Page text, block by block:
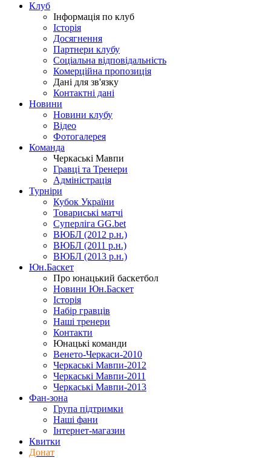
Клуб
Інформація по клуб
Історія
Досягнення
Партнери клубу
Соціальна відповідальність
Комерційна пропозиція
Дані для зв'язку
Контактні дані
Новини
Новини клубу
Відео
Фотогалерея
Команда
Черкаські Мавпи
Гравці та Тренери
Адміністрація
Турніри
Кубок України
Товариські матчі
Суперліга GG.bet
ВЮБЛ (2012 р.н.)
ВЮБЛ (2011 р.н.)
ВЮБЛ (2013 р.н.)
Юн.Баскет
Про юнацький баскетбол
Новини Юн.Баскет
Історія
Набір гравців
Наші тренери
Контакти
Юнацькі команди
Венето-Черкаси-2010
Черкаські Мавпи-2012
Черкаські Мавпи-2011
Черкаські Мавпи-2013
Фан-зона
Група підтримки
Наші фани
Інтернет-магазин
Квитки
Донат